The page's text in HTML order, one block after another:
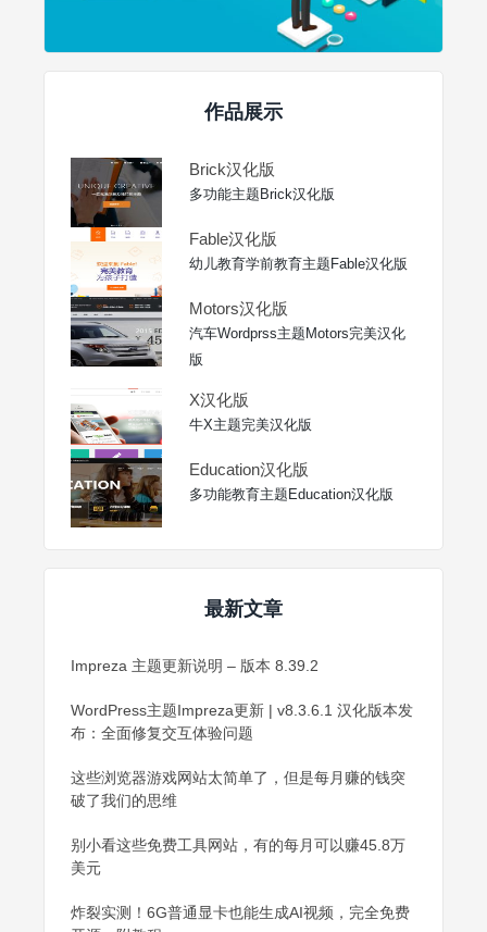
作品展示
Brick汉化版
多功能主题Brick汉化版
Fable汉化版
幼儿教育学前教育主题Fable汉化版
Motors汉化版
汽车Wordprss主题Motors完美汉化
版
X汉化版
牛X主题完美汉化版
Education汉化版
多功能教育主题Education汉化版
最新文章
Impreza 主题更新说明 – 版本 8.39.2
WordPress主题Impreza更新 | v8.3.6.1 汉化版本发
布：全面修复交互体验问题
这些浏览器游戏网站太简单了，但是每月赚的钱突
破了我们的思维
别小看这些免费工具网站，有的每月可以赚45.8万
美元
炸裂实测！6G普通显卡也能生成AI视频，完全免费